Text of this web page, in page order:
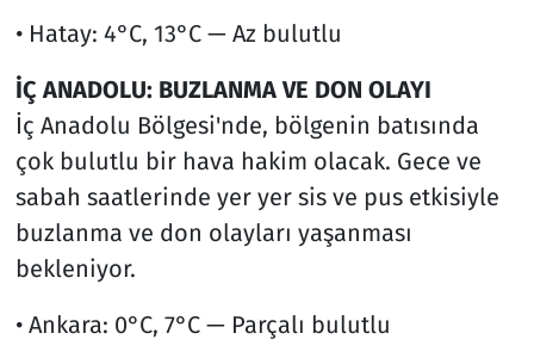
• Hatay: 4°C, 13°C — Az bulutlu
İÇ ANADOLU: BUZLANMA VE DON OLAYI
İç Anadolu Bölgesi'nde, bölgenin batısında
çok bulutlu bir hava hakim olacak. Gece ve
sabah saatlerinde yer yer sis ve pus etkisiyle
buzlanma ve don olayları yaşanması
bekleniyor.
• Ankara: 0°C, 7°C — Parçalı bulutlu